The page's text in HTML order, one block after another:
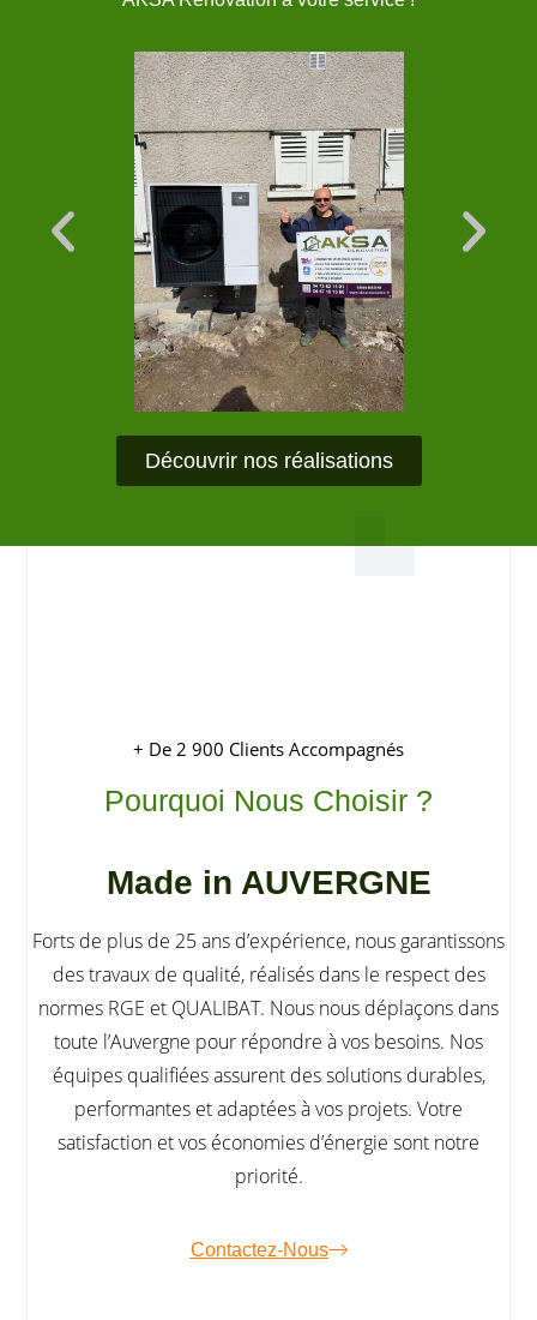
Découvrir nos réalisations
+ De 2 900 Clients Accompagnés
Pourquoi Nous Choisir ?
Made in AUVERGNE
Forts de plus de 25 ans d’expérience, nous garantissons
des travaux de qualité, réalisés dans le respect des
normes RGE et QUALIBAT. Nous nous déplaçons dans
toute l’Auvergne pour répondre à vos besoins. Nos
équipes qualifiées assurent des solutions durables,
performantes et adaptées à vos projets. Votre
satisfaction et vos économies d’énergie sont notre
priorité.
Contactez-Nous